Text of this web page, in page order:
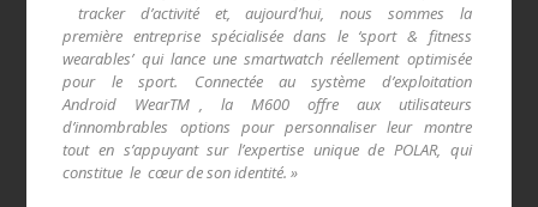
tracker d’activité et, aujourd’hui, nous sommes la
première entreprise spécialisée dans le ‘sport & fitness
wearables’ qui lance une smartwatch réellement optimisée
pour le sport. Connectée au système d’exploitation
Android WearTM , la M600 offre aux utilisateurs
d’innombrables options pour personnaliser leur montre
tout en s’appuyant sur l’expertise unique de POLAR, qui
constitue le cœur de son identité. »